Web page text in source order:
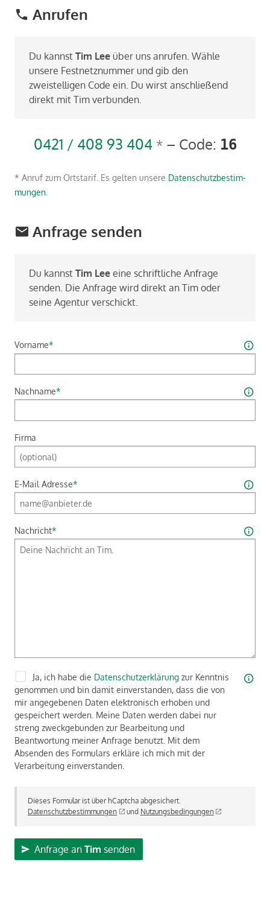
Anrufen
Du kannst Tim Lee über uns anrufen. Wähle
unsere Festnetznummer und gib den
zweistelligen Code ein. Du wirst anschließend
direkt mit Tim verbunden.
0421 / 408 93 404 *– Code: 16
* Anruf zum Orts­ta­rif. Es gel­ten un­se­re Da­ten­schutz­be­stim­
mun­gen
Anfrage senden
Du kannst Tim Lee eine schrift­li­che An­fra­ge
sen­den. Die An­fra­ge wird di­rekt an Tim oder
seine Agen­tur ver­schickt.
Vorname*
Nachname*
Firma
E-Mail Adresse*
Nachricht*
Ja, ich habe die Datenschutzerklärung zur Kenntnis
genommen und bin damit einverstanden, dass die von
mir angegebenen Daten elektronisch erhoben und
gespeichert werden. Meine Daten werden dabei nur
streng zweckgebunden zur Bearbeitung und
Beantwortung meiner Anfrage benutzt. Mit dem
Absenden des Formulars erkläre ich mich mit der
Verarbeitung einverstanden.
Dieses Formular ist über hCaptcha abgesichert.
Datenschutzbestimmungen
und Nutzungsbedingungen
Anfrage an Tim senden